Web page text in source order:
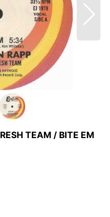
TEAM / BITE EM